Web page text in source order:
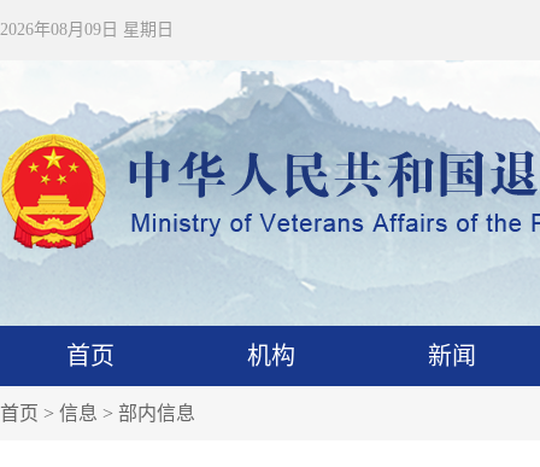
2026年08月09日 星期日
首页 机构 新闻
首页 > 信息 > 部内信息